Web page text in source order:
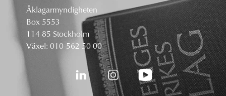
Åklagarmyndigheten
Box 5553
114 85 Stockholm
Växel: 010-562 50 00